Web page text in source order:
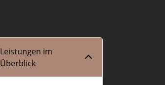
Leistungen im
Überblick